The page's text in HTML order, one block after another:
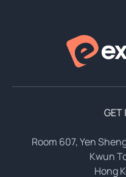
GET
Room 607, Yen
Kwun
Hong